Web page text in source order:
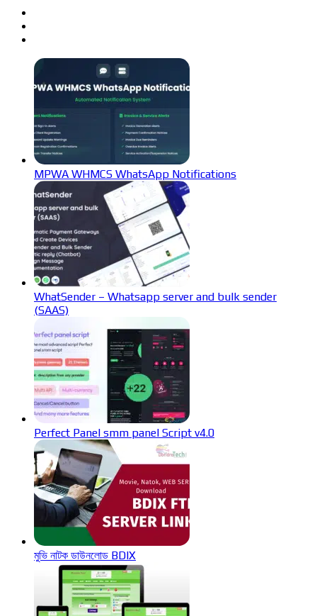
MPWA WHMCS WhatsApp Notifications
WhatSender – Whatsapp server and bulk sender
(SAAS)
Perfect Panel smm panel Script v4.0
মুভি নাটক ডাউনলোড BDIX